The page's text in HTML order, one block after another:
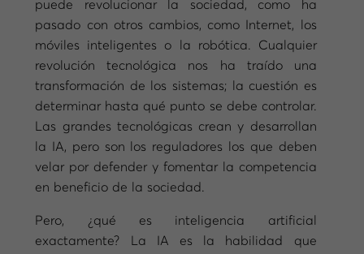
puede revolucionar la sociedad, como ha
pasado con otros cambios, como Internet, los
móviles inteligentes o la robótica. Cualquier
revolución tecnológica nos ha traído una
transformación de los sistemas; la cuestión es
determinar hasta qué punto se debe controlar.
Las grandes tecnológicas crean y desarrollan
la IA, pero son los reguladores los que deben
velar por defender y fomentar la competencia
en beneficio de la sociedad.
Pero, ¿qué es inteligencia artificial
exactamente? La IA es la habilidad que